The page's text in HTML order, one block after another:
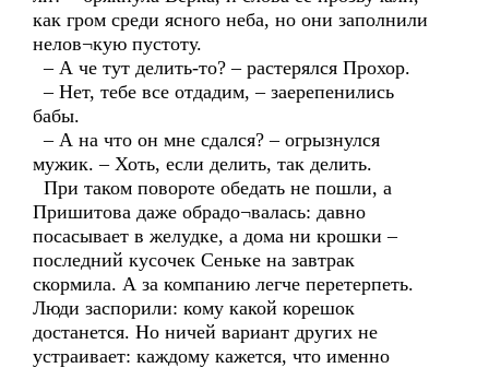
как гром среди ясного неба, но они заполнили
нелов¬кую пустоту.
– А че тут делить-то? – растерялся Прохор.
– Нет, тебе все отдадим, – заерепенились
бабы.
– А на что он мне сдался? – огрызнулся
мужик. – Хоть, если делить, так делить.
При таком повороте обедать не пошли, а
Пришитова даже обрадо¬валась: давно
посасывает в желудке, а дома ни крошки –
последний кусочек Сеньке на завтрак
скормила. А за компанию легче перетерпеть.
Люди заспорили: кому какой корешок
достанется. Но ничей вариант других не
устраивает: каждому кажется, что именно